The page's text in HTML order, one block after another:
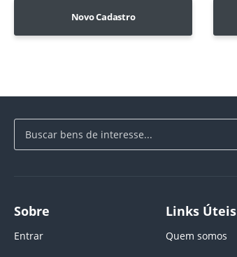
Novo Cadastro
Sobre
Entrar
Links Úteis
Quem somos